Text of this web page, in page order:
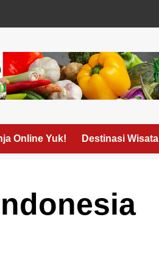
Online Yuk! Destinasi Wisata